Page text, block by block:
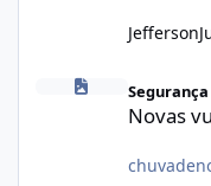
Jefferson
Novas vulnerabilidades
Segurança
Novas